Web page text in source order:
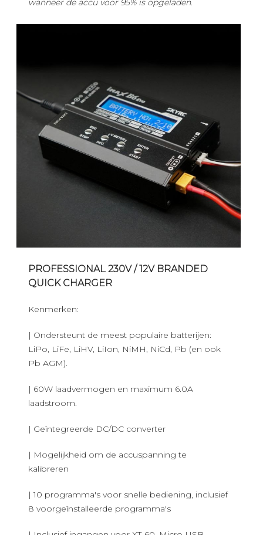
wanneer de accu voor 95% is opgeladen.
PROFESSIONAL 230V / 12V BRANDED
QUICK CHARGER
Kenmerken:
| Ondersteunt de meest populaire batterijen:
LiPo, LiFe, LiHV, LiIon, NiMH, NiCd, Pb (en ook
Pb AGM).
| 60W laadvermogen en maximum 6.0A
laadstroom.
| Geïntegreerde DC/DC converter
| Mogelijkheid om de accuspanning te
kalibreren
| 10 programma's voor snelle bediening, inclusief
8 voorgeïnstalleerde programma's